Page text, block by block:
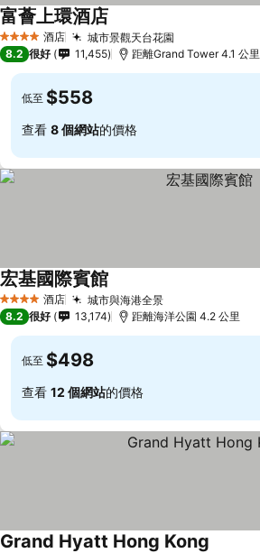
4 星級 酒店 城市景觀天台花園
富薈上環酒店
8.2 很好 11,455 距離Grand Tower 4.1 公里
低至 $558
查看 8 個網站的價格
4 星級 酒店 城市與海港全景
宏基國際賓館
8.2 很好 13,174 距離海洋公園 4.2 公里
低至 $498
查看 12 個網站的價格
Grand Hyatt Hong Kong